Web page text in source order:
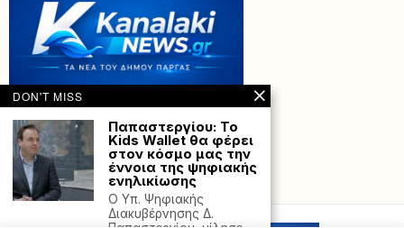
Powered with by Hostville”)
DON'T MISS
Παπαστεργίου: Το
Kids Wallet θα φέρει
στον κόσμο μας την
έννοια της ψηφιακής
ενηλικίωσης
Ο Υπ. Ψηφιακής
Διακυβέρνησης Δ.